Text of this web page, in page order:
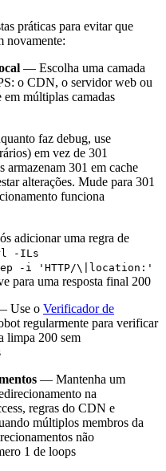
práticas para evitar que
novamente:
— Escolha uma camada
o CDN, o servidor web ou
múltiplas camadas
faz debug, use
em vez de 301
armazenam 301 em cache
alterações. Mude para 301
funciona
adicionar uma regra de
-ILs
-i 'HTTP/\|location:'
para uma resposta final 200
Use o Verificador de
regularmente para verificar
limpa 200 sem
— Mantenha um
na
regras do CDN e
múltiplos membros da
não
1 de loops